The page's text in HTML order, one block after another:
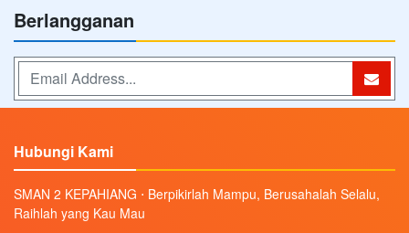
Berlangganan
Hubungi Kami
SMAN 2 KEPAHIANG ⋅ Berpikirlah Mampu, Berusahalah Selalu,
Raihlah yang Kau Mau